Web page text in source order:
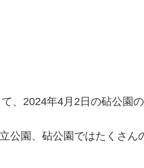
、2024年4月2日の砧公園
公園、砧公園ではたくさん